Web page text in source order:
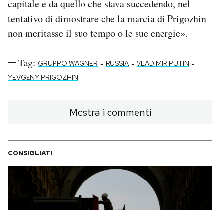
capitale e da quello che stava succedendo, nel
tentativo di dimostrare che la marcia di Prigozhin
non meritasse il suo tempo o le sue energie».
Tag: GRUPPO WAGNER - RUSSIA - VLADIMIR PUTIN -
YEVGENY PRIGOZHIN
Mostra i commenti
CONSIGLIATI